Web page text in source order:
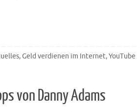
,Geld verdienen im Internet,YouTube
von Danny Adams